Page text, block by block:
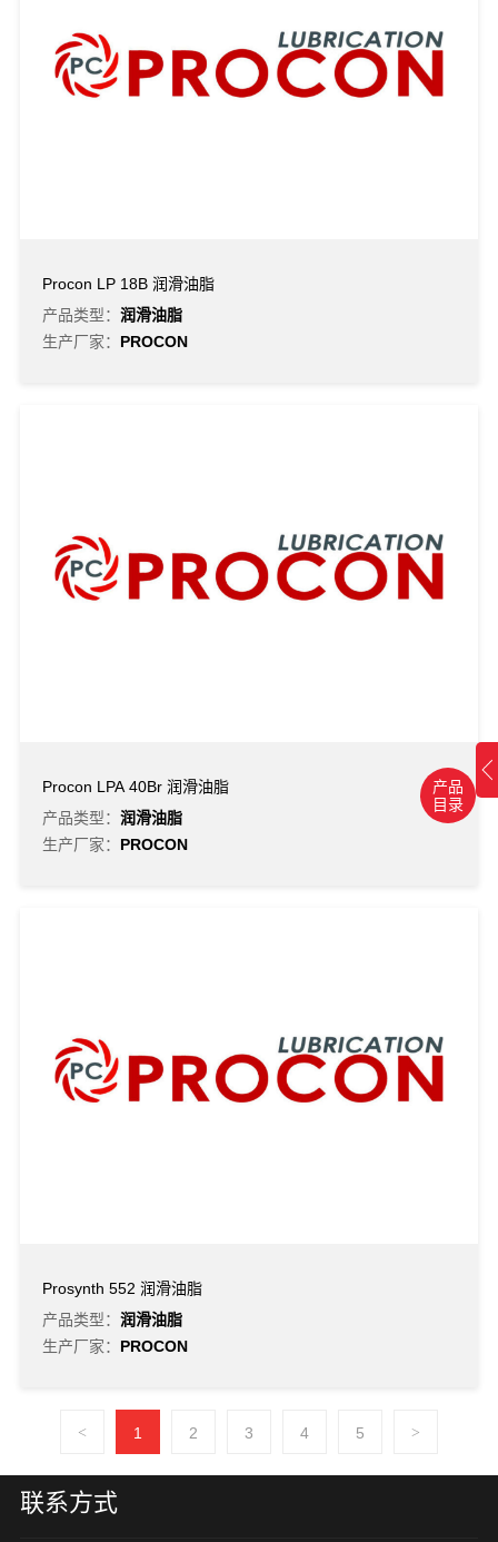
产品
目录
Procon LP 18B 润滑油脂
产品类型： 润滑油脂
生产厂家： PROCON
Procon LPA 40Br 润滑油脂
产品类型： 润滑油脂
生产厂家： PROCON
Prosynth 552 润滑油脂
产品类型： 润滑油脂
生产厂家： PROCON
< 1 2 3 4 5 >
联系方式